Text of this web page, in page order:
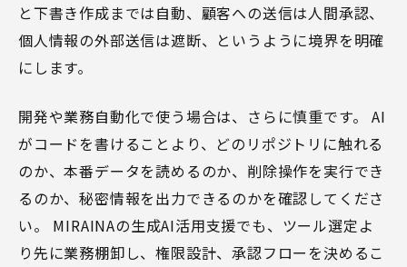
と下書き作成までは自動、顧客への送信は人間承認、
個人情報の外部送信は遮断、というように境界を明確
にします。
開発や業務自動化で使う場合は、さらに慎重です。 AI
がコードを書けることより、どのリポジトリに触れる
のか、本番データを読めるのか、削除操作を実行でき
るのか、秘密情報を出力できるのかを確認してくださ
い。 MIRAINAの生成AI活用支援でも、ツール選定よ
り先に業務棚卸し、権限設計、承認フローを決めるこ